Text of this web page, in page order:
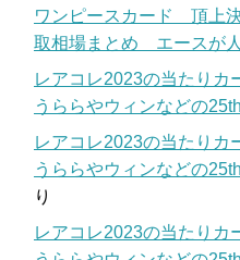
ワンピースカード 頂上
取相場まとめ エースが
レアコレ2023の当たり
うららやウィンなどの
レアコレ2023の当たり
うららやウィンなどの
り
レアコレ2023の当たり